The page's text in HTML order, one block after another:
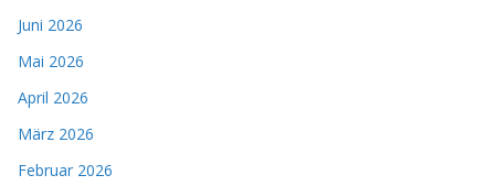
Juni 2026
Mai 2026
April 2026
März 2026
Februar 2026